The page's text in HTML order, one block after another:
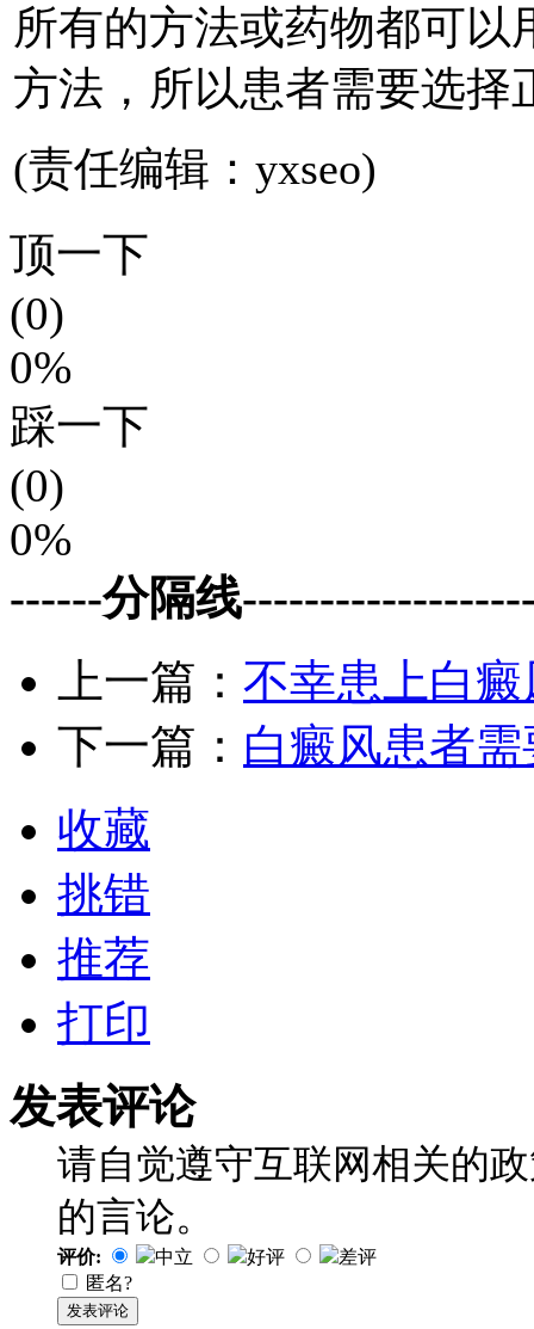
所有的方法或药物都可
方法，所以患者需要选择
(责任编辑：yxseo)
顶一下
(0)
0%
踩一下
(0)
0%
------分隔线
上一篇： 不幸患上白
下一篇： 白癜风患者
收藏
挑错
推荐
打印
发表评论
请自觉遵守互联网相关的
的言论。
评价: 中立 好评
差评
匿名?
发表评论